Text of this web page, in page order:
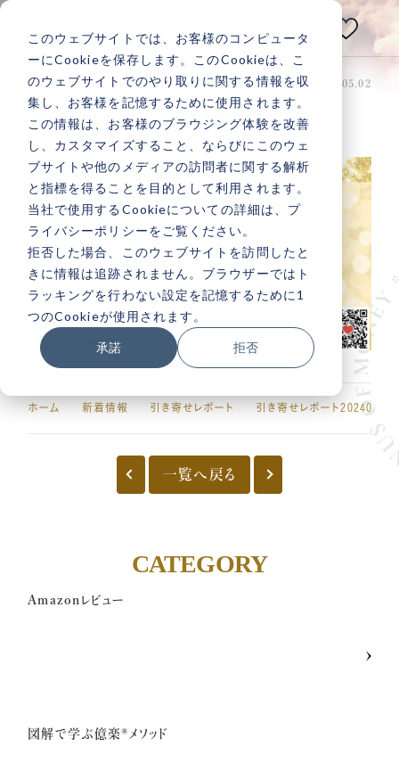
このウェブサイトでは、お客様のコンピュータ
ーにCookieを保存します。このCookieは、こ
のウェブサイトでのやり取りに関する情報を収
集し、お客様を記憶するために使用されます。
この情報は、お客様のブラウジング体験を改善
し、カスタマイズすること、ならびにこのウェ
ブサイトや他のメディアの訪問者に関する解析
と指標を得ることを目的として利用されます。
当社で使用するCookieについての詳細は、プ
ライバシーポリシーをご覧ください。
拒否した場合、このウェブサイトを訪問したと
きに情報は追跡されません。ブラウザーではト
ラッキングを行わない設定を記憶するために1
つのCookieが使用されます。
承諾 拒否
小熊弥生公式メディアサイト
N
あなたの人生は
いつだって変えられる！
お悩みテーマ
記事検索
人気記事一覧
億楽®集中講座
引き寄せレポート 投稿日：2024.05.02 最終更新日：2024.05.02
引き寄せレポート20240405
ホーム 新着情報 引き寄せレポート 引き寄せレポート20240405
一覧へ戻る
CATEGORY
Amazonレビュー
図解で学ぶ億楽®︎メソッド